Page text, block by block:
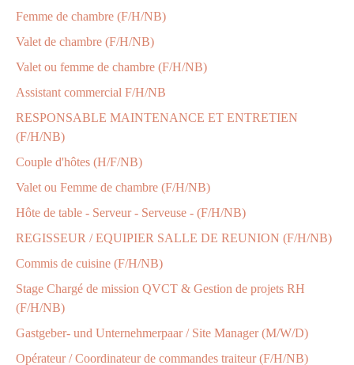
Femme de chambre (F/H/NB)
Valet de chambre (F/H/NB)
Valet ou femme de chambre (F/H/NB)
Assistant commercial F/H/NB
RESPONSABLE MAINTENANCE ET ENTRETIEN
(F/H/NB)
Couple d'hôtes (H/F/NB)
Valet ou Femme de chambre (F/H/NB)
Hôte de table - Serveur - Serveuse - (F/H/NB)
REGISSEUR / EQUIPIER SALLE DE REUNION (F/H/NB)
Commis de cuisine (F/H/NB)
Stage Chargé de mission QVCT & Gestion de projets RH
(F/H/NB)
Gastgeber- und Unternehmerpaar / Site Manager (M/W/D)
Opérateur / Coordinateur de commandes traiteur (F/H/NB)